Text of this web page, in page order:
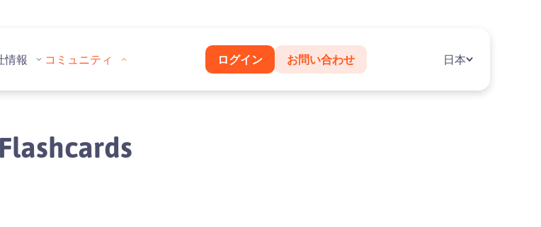
情報 コミュニティ ログイン お問い合わせ 日本
Flashcards